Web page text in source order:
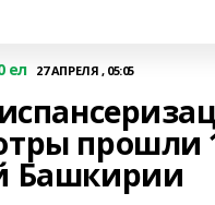
ел 27 АПРЕЛЯ , 05:05
прошли
Башкирии